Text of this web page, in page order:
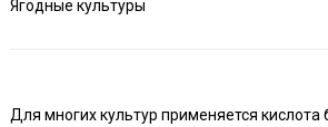
Ягодные культуры
Для многих культур применяется кислота